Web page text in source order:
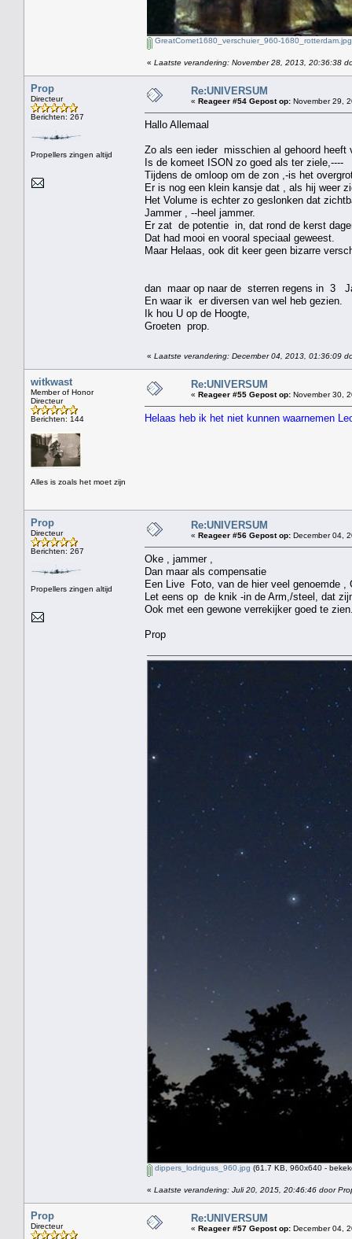
GreatComet1680_verschuier_960-1680_rotterdam.jpg
« Laatste verandering: November 28, 2013, 20:36:38
Prop
Directeur
Berichten: 267
Propellers zingen altijd
Re:UNIVERSUM
« Reageer #54 Gepost op: November 29,
Hallo Allemaal
Zo als een ieder misschien al gehoord heeft
Is de komeet ISON zo goed als ter ziele,----
Tijdens de omloop om de zon ,-is het
Er is nog een klein kansje dat , als hij weer
Het Volume is echter zo geslonken dat
Jammer , --heel jammer.
Er zat de potentie in, dat rond de kerst
Dat had mooi en vooral speciaal geweest.
Maar Helaas, ook dit keer geen bizarre
dan maar op naar de sterren regens in 3
En waar ik er diversen van wel heb gezien.
Ik hou U op de Hoogte,
Groeten prop.
« Laatste verandering: December 04, 2013, 01:36:09
witkwast
Member of Honor
Directeur
Berichten: 144
Alles is zoals het moet zijn
Re:UNIVERSUM
« Reageer #55 Gepost op: November 30,
Helaas heb ik het niet kunnen waarnemen
Prop
Directeur
Berichten: 267
Propellers zingen altijd
Re:UNIVERSUM
« Reageer #56 Gepost op: December 04,
Oke , jammer ,
Dan maar als compensatie
Een Live Foto, van de hier veel genoemde ,
Let eens op de knik -in de Arm,/steel, dat
Ook met een gewone verrekijker goed te
Prop
dippers_lodriguss_960.jpg (61.7 KB, 960x640 -
« Laatste verandering: Juli 20, 2015, 20:46:46 door
Prop
Directeur
Re:UNIVERSUM
« Reageer #57 Gepost op: December 04,